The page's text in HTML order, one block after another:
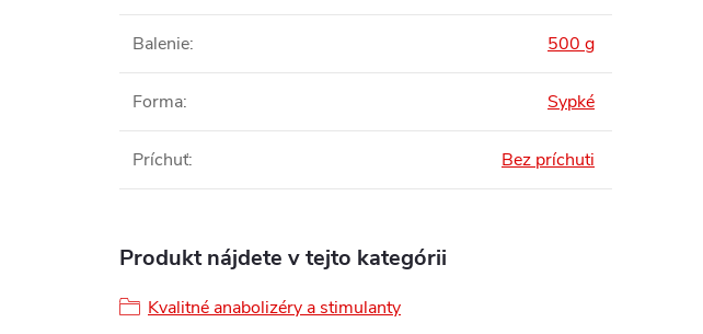
Balenie: 500 g
Forma: Sypké
Príchuť: Bez príchuti
Produkt nájdete v tejto kategórii
Kvalitné anabolizéry a stimulanty